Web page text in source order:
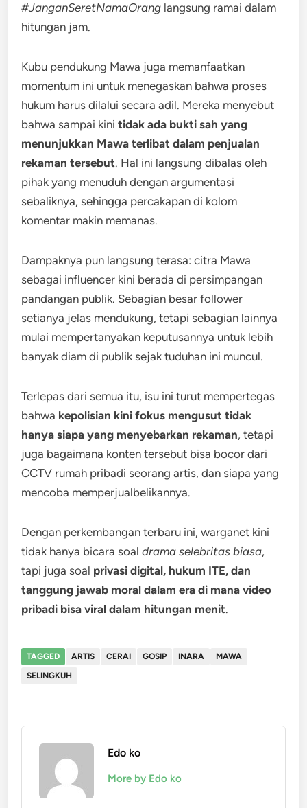
#JanganSeretNamaOrang langsung ramai dalam
hitungan jam.
Kubu pendukung Mawa juga memanfaatkan
momentum ini untuk menegaskan bahwa proses
hukum harus dilalui secara adil. Mereka menyebut
bahwa sampai kinitidak ada bukti sah yang
menunjukkan Mawa terlibat dalam penjualan
rekaman tersebut. Hal ini langsung dibalas oleh
pihak yang menuduh dengan argumentasi
sebaliknya, sehingga percakapan di kolom
komentar makin memanas.
Dampaknya pun langsung terasa: citra Mawa
sebagai influencer kini berada di persimpangan
pandangan publik. Sebagian besar follower
setianya jelas mendukung, tetapi sebagian lainnya
mulai mempertanyakan keputusannya untuk lebih
banyak diam di publik sejak tuduhan ini muncul.
Terlepas dari semua itu, isu ini turut mempertegas
bahwa kepolisian kini fokus mengusut tidak
hanya siapa yang menyebarkan rekaman, tetapi
juga bagaimana konten tersebut bisa bocor dari
CCTV rumah pribadi seorang artis, dan siapa yang
mencoba memperjualbelikannya.
Dengan perkembangan terbaru ini, warganet kini
tidak hanya bicara soaldrama selebritas biasa,
tapi juga soal privasi digital, hukum ITE, dan
tanggung jawab moral dalam era di mana video
pribadi bisa viral dalam hitungan menit.
TAGGED ARTIS CERAI GOSIP INARA
MAWA
SELINGKUH
Edo ko
More by Edo ko